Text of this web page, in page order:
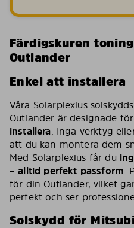
Färdigskuren
Outlander
Enkel att installera
Våra Solarplexius
Outlander är designade
installera. Inga verktyg
att du kan montera dem
Med Solarplexius får du
– alltid perfekt passform.
för din Outlander, vilket
perfekt och ser
Solskydd för